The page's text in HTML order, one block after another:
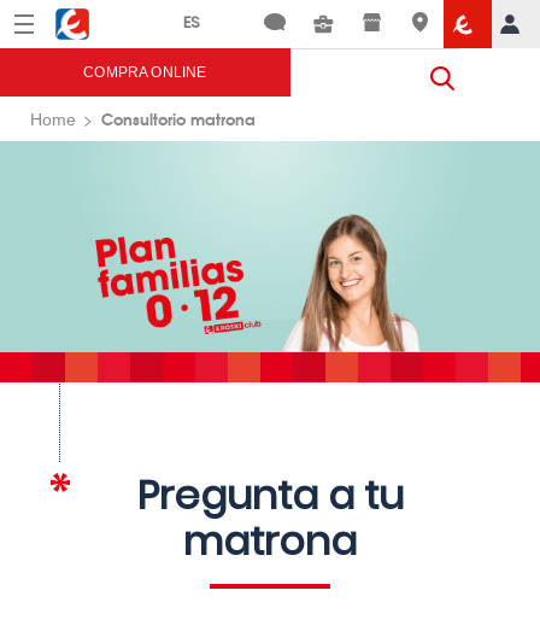
Menú Eroski
COMPRA ONLINE
Home Consultorio matrona
Pregunta a tu
matrona